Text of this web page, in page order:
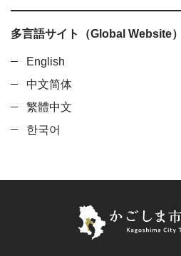
多言語サイト（Global Website）
English
中文简体
繁體中文
한국어